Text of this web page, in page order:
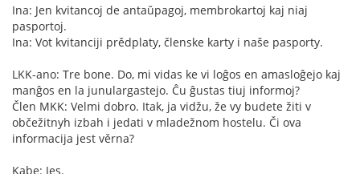
Ina: Jen kvitancoj de antaŭpagoj, membrokartoj kaj niaj
pasportoj.
Ina: Vot kvitanciji prědplaty, členske karty i naše pasporty.
LKK-ano: Tre bone. Do, mi vidas ke vi loĝos en amasloĝejo kaj
manĝos en la junulargastejo. Ĉu ĝustas tiuj informoj?
Člen MKK: Velmi dobro. Itak, ja vidžu, že vy budete žiti v
občežitnyh izbah i jedati v mladežnom hostelu. Či ova
informacija jest věrna?
Kabe: Jes.